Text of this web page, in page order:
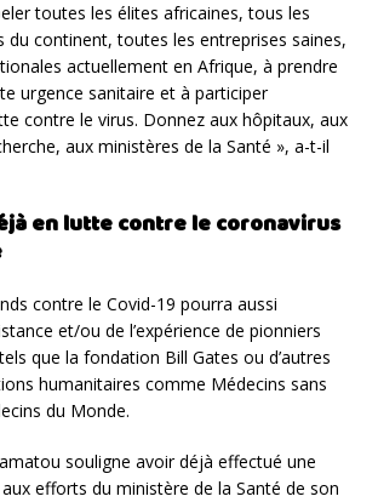
toutes les élites africaines, tous les
du continent, toutes les entreprises saines,
actuellement en Afrique, à prendre
urgence sanitaire et à participer
contre le virus. Donnez aux hôpitaux, aux
aux ministères de la Santé », a-t-il
en lutte contre le coronavirus
contre le Covid-19 pourra aussi
et/ou de l’expérience de pionniers
que la fondation Bill Gates ou d’autres
humanitaires comme Médecins sans
du Monde.
souligne avoir déjà effectué une
efforts du ministère de la Santé de son